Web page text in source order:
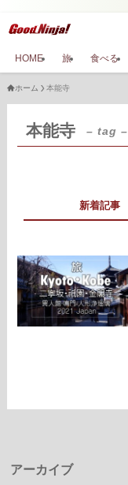
HOME 旅 食べる
ホーム 本能寺
本能寺 – tag –
新着記事
アーカイブ